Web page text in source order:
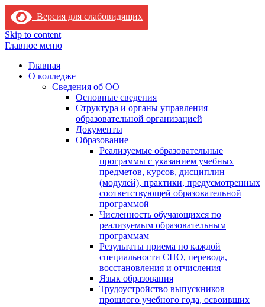
Версия для слабовидящих
Skip to content
Главное меню
Главная
О колледже
Сведения об ОО
Основные сведения
Структура и органы управления
образовательной организацией
Документы
Образование
Реализуемые образовательные
программы с указанием учебных
предметов, курсов, дисциплин
(модулей), практики, предусмотренных
соответствующей образовательной
программой
Численность обучающихся по
реализуемым образовательным
программам
Результаты приема по каждой
специальности СПО, перевода,
восстановления и отчисления
Язык образования
Трудоустройство выпускников
прошлого учебного года, освоивших